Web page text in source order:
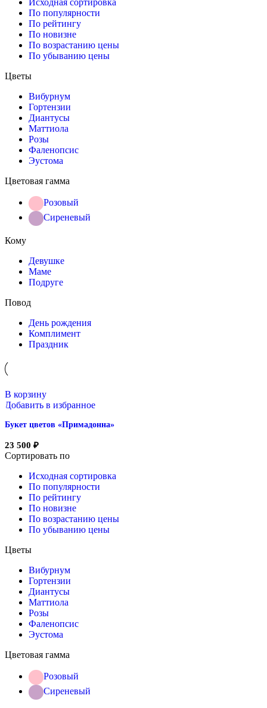
По популярности
По рейтингу
По новизне
По возрастанию цены
По убыванию цены
Цветы
Вибурнум
Гортензии
Диантусы
Маттиола
Розы
Фаленопсис
Эустома
Цветовая гамма
Розовый
Сиреневый
Кому
Девушке
Маме
Подруге
Повод
День рождения
Комплимент
Праздник
В корзину
Добавить в избранное
Букет цветов «Примадонна»
23 500 ₽
Сортировать по
Исходная сортировка
По популярности
По рейтингу
По новизне
По возрастанию цены
По убыванию цены
Цветы
Вибурнум
Гортензии
Диантусы
Маттиола
Розы
Фаленопсис
Эустома
Цветовая гамма
Розовый
Сиреневый